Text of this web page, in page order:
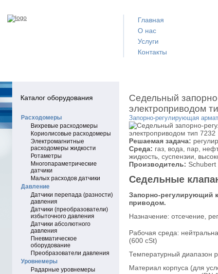
Главная
О нас
Услуги
Контакты
Каталог оборудования
Расходомеры
Вихревые расходомеры
Кориолисовые расходомеры
Электромагнитные
расходомеры жидкости
Ротаметры
Многопараметрические
датчики
Малых расходов датчики
Давление
Датчики перепада (разности)
давления
Датчики (преобразователи)
избыточного давления
Датчики абсолютного
давления
Пневматическое
оборудование
Преобразователи давления
Уровнемеры
Радарные уровнемеры
Седельный
электроприводом
Запорно-регулирующая
Решаемая задача:
Среда: газ, вода, пар,
жидкость, суспензии,
Производитель:
Седельные
Запорно-регулирующий
приводом.
Назначение: отсечение,
Рабочая среда:
(600 cSt)
Температурный диапазон
Материал корпуса (для